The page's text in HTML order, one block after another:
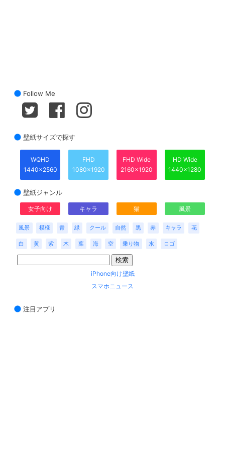
Follow Me
壁紙サイズで探す
WQHD
1440x2560
FHD
1080x1920
FHD Wide
2160x1920
HD Wide
1440x1280
壁紙ジャンル
女子向け キャラ 猫 風景
風景 模様 青 緑 クール 自然 黒 赤 キャラ 花
白 黄 紫 木 葉 海 空 乗り物 水 ロゴ
iPhone向け壁紙
スマホニュース
注目アプリ